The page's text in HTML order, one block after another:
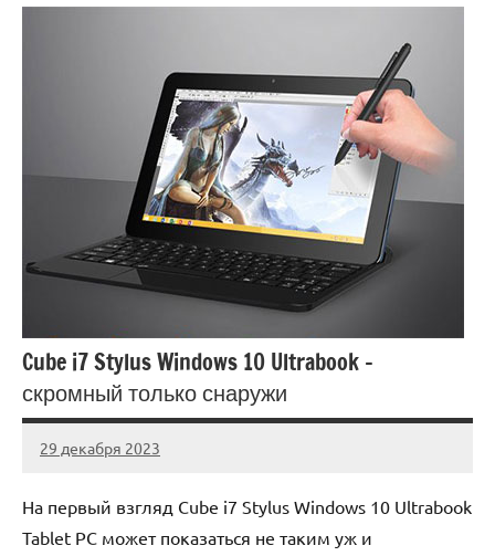
Cube i7 Stylus Windows 10 Ultrabook –
скромный только снаружи
29 декабря 2023
novos_ti_ru
Нет
На первый взгляд Cube i7 Stylus Windows 10 Ultrabook
Tablet PC может показаться не таким уж и